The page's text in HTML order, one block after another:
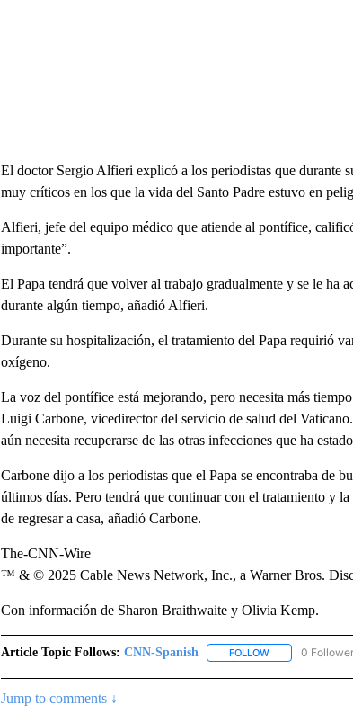
El doctor Sergio Alfieri explicó a los periodistas que durante
muy críticos en los que la vida del Santo Padre estuvo en
Alfieri, jefe del equipo médico que atiende al pontífice,
importante”.
El Papa tendrá que volver al trabajo gradualmente y se le ha
durante algún tiempo, añadió Alfieri.
Durante su hospitalización, el tratamiento del Papa requirió
oxígeno.
La voz del pontífice está mejorando, pero necesita más
Luigi Carbone, vicedirector del servicio de salud del
aún necesita recuperarse de las otras infecciones que ha
Carbone dijo a los periodistas que el Papa se encontraba de
últimos días. Pero tendrá que continuar con el tratamiento y
de regresar a casa, añadió Carbone.
The-CNN-Wire
™ & © 2025 Cable News Network, Inc., a Warner Bros.
Con información de Sharon Braithwaite y Olivia Kemp.
Article Topic Follows: CNN-Spanish FOLLOWFOLLOW "CNN-
0
Jump to comments ↓